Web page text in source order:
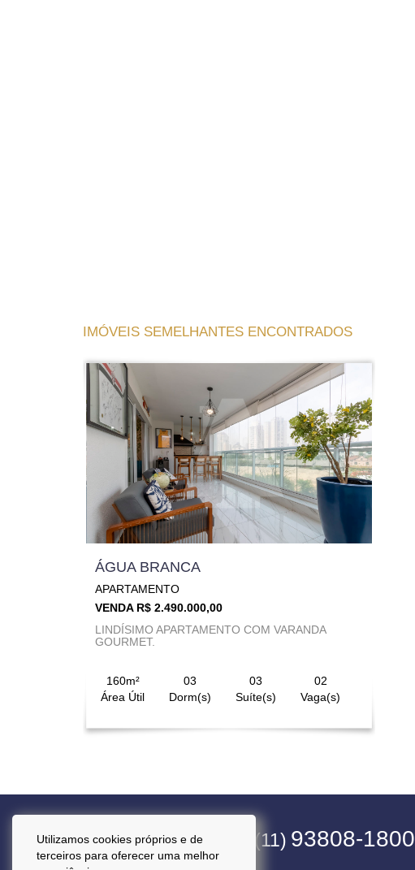
Utilizamos cookies próprios e de
terceiros para oferecer uma melhor
IMÓVEIS SEMELHANTES ENCONTRADOS
ÁGUA BRANCA
APARTAMENTO
VENDA R$ 2.490.000,00
LINDÍSIMO APARTAMENTO COM VARANDA
GOURMET.
160m²
Área Útil
03
Dorm(s)
03
Suíte(s)
02
Vaga(s)
(11)4563-1800 (11) 93808-1800